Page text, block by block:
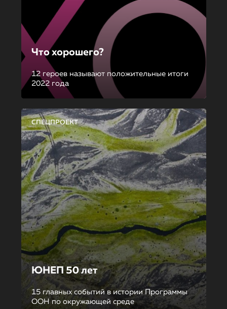
Что хорошего?
12 героев называют положительные итоги
2022 года
СПЕЦПРОЕКТ
ЮНЕП 50 лет
15 главных событий в истории Программы
ООН по окружающей среде